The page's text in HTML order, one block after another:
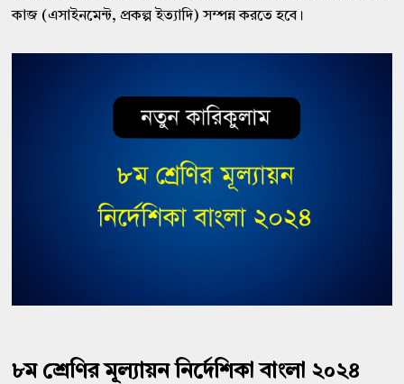
কাজ (এসাইনমেন্ট, প্রকল্প ইত্যাদি) সম্পন্ন করতে হবে।
৮ম শ্রেণির মূল্যায়ন নির্দেশিকা বাংলা ২০২৪